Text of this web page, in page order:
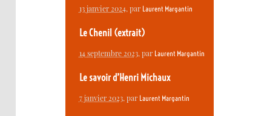
13 janvier 2024, par Laurent Margantin
Le Chenil (extrait)
14 septembre 2023, par Laurent Margantin
Le savoir d’Henri Michaux
7 janvier 2023, par Laurent Margantin